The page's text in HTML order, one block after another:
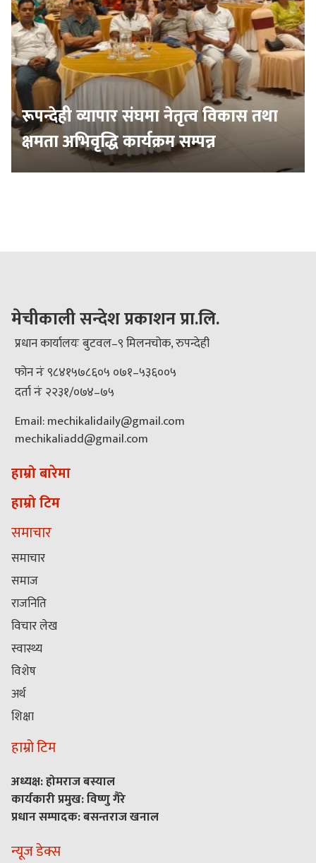
रूपन्देही व्यापार संघमा नेतृत्व विकास तथा
क्षमता अभिवृद्धि कार्यक्रम सम्पन्न
मेचीकाली सन्देश प्रकाशन प्रा.लि.
प्रधान कार्यालयः बुटवल–९ मिलनचोक, रुपन्देही
फोन नंः ९८४१५७८६०५ ०७१–५३६००५
दर्ता नंः २२३१/०७४–७५
Email: mechikalidaily@gmail.com
mechikaliadd@gmail.com
हाम्रो बारेमा
हाम्रो टिम
समाचार
समाचार
समाज
राजनिति
विचार लेख
स्वास्थ्य
विशेष
अर्थ
शिक्षा
हाम्रो टिम
अध्यक्ष: होमराज बस्याल
कार्यकारी प्रमुख: विष्णु गैरे
प्रधान सम्पादक: बसन्तराज खनाल
न्यूज डेक्स